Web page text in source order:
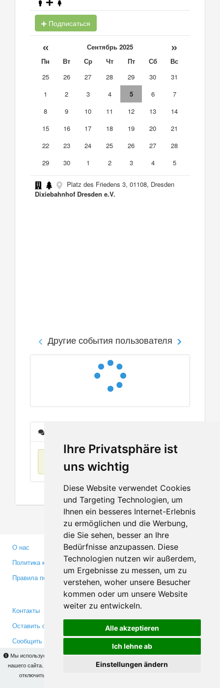
Ihre Privatsphäre ist
uns wichtig
Diese Website verwendet Cookies
und Targeting Technologien, um
Ihnen ein besseres Internet-Erlebnis
zu ermöglichen und die Werbung,
die Sie sehen, besser an Ihre
Bedürfnisse anzupassen. Diese
Technologien nutzen wir außerdem,
um Ergebnisse zu messen, um zu
verstehen, woher unsere Besucher
kommen oder um unsere Website
weiter zu entwickeln.
Alle akzeptieren
Ich lehne ab
Einstellungen ändern
Мы используем cookies для того, чтобы Вы могли использовать весь функционал
нашего сайта. На
Вы сможете узнать подробности и, при желании,
отключить использование cookies. Продолжая пользоваться сайтом, Вы
Подписаться
« Сентябрь 2025 »
Пн Вт Ср Чт Пт Сб
Вс
25
26 27 28 29 30
31
1
2 3 4 5 6
7
8
9 10 11 12 13
14
15
16 17 18 19 20
21
22
23 24 25 26 27
28
29
30 1 2 3 4 5
Platz des Friedens 3, 01108, Dresden
Dixiebahnhof Dresden e.V.
Другие события пользователя
О нас
Политика конфиденциальности
Правила пользования
Партнерам
Инвесторам
Медиа
Контакты
Оставить отзыв
Сообщить об ошибке
Facebook
Twitter
YouTube
Google+